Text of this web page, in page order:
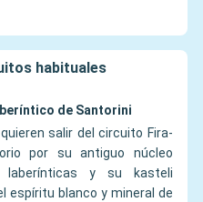
habituales
de Santorini
salir del circuito Fira-
por su antiguo núcleo
laberínticas y su kasteli
espíritu blanco y mineral de